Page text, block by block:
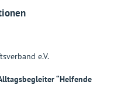
e.V.
“Helfende